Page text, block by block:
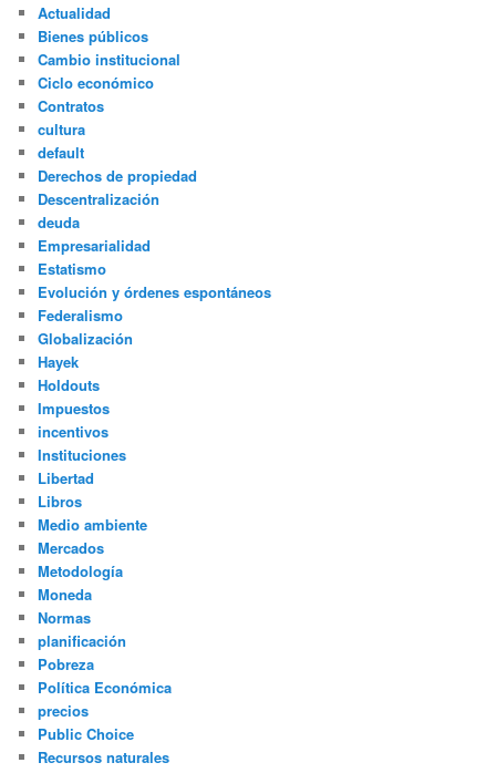
Actualidad
Bienes públicos
Cambio institucional
Ciclo económico
Contratos
cultura
default
Derechos de propiedad
Descentralización
deuda
Empresarialidad
Estatismo
Evolución y órdenes espontáneos
Federalismo
Globalización
Hayek
Holdouts
Impuestos
incentivos
Instituciones
Libertad
Libros
Medio ambiente
Mercados
Metodología
Moneda
Normas
planificación
Pobreza
Política Económica
precios
Public Choice
Recursos naturales